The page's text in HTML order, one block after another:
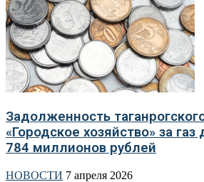
Задолженность
«Городское хозяйство» за газ
784 миллионов рублей
НОВОСТИ 7 апреля 2026